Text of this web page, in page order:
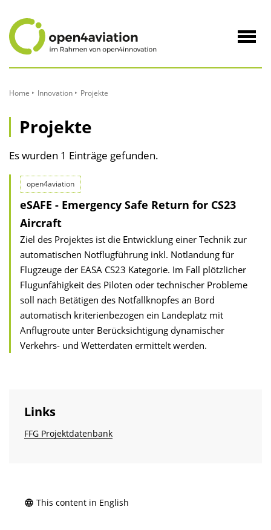
Inhalt
Home Innovation Projekte
Projekte
Es wurden 1 Einträge gefunden.
open4aviation
eSAFE - Emergency Safe Return for CS23
Aircraft
Ziel des Projektes ist die Entwicklung einer Technik zur
automatischen Notflugführung inkl. Notlandung für
Flugzeuge der EASA CS23 Kategorie. Im Fall plötzlicher
Flugunfähigkeit des Piloten oder technischer Probleme
soll nach Betätigen des Notfallknopfes an Bord
automatisch kriterienbezogen ein Landeplatz mit
Anflugroute unter Berücksichtigung dynamischer
Verkehrs- und Wetterdaten ermittelt werden.
Links
FFG Projektdatenbank
This content in English